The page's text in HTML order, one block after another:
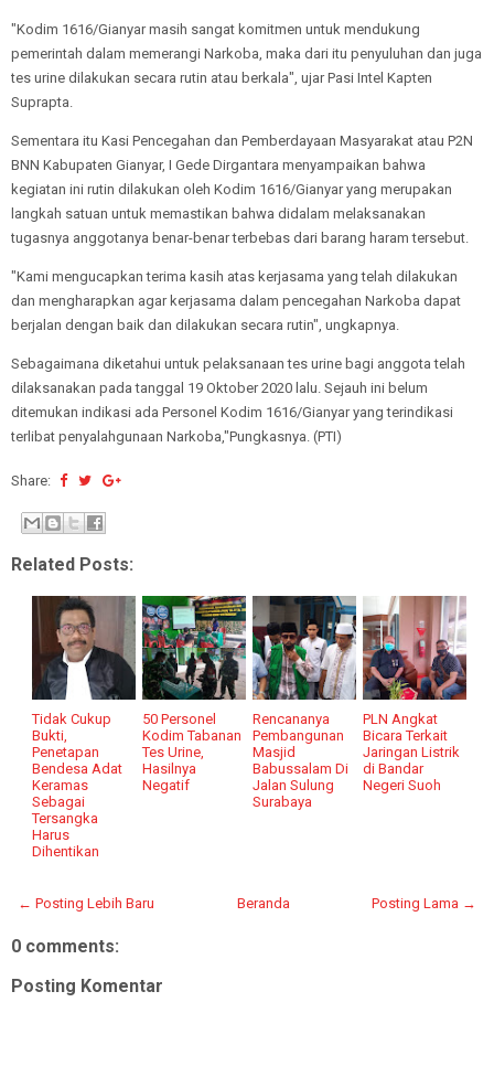
"Kodim 1616/Gianyar masih sangat komitmen untuk mendukung
pemerintah dalam memerangi Narkoba, maka dari itu penyuluhan dan juga
tes urine dilakukan secara rutin atau berkala", ujar Pasi Intel Kapten
Suprapta.
Sementara itu Kasi Pencegahan dan Pemberdayaan Masyarakat atau P2N
BNN Kabupaten Gianyar, I Gede Dirgantara menyampaikan bahwa
kegiatan ini rutin dilakukan oleh Kodim 1616/Gianyar yang merupakan
langkah satuan untuk memastikan bahwa didalam melaksanakan
tugasnya anggotanya benar-benar terbebas dari barang haram tersebut.
"Kami mengucapkan terima kasih atas kerjasama yang telah dilakukan
dan mengharapkan agar kerjasama dalam pencegahan Narkoba dapat
berjalan dengan baik dan dilakukan secara rutin", ungkapnya.
Sebagaimana diketahui untuk pelaksanaan tes urine bagi anggota telah
dilaksanakan pada tanggal 19 Oktober 2020 lalu. Sejauh ini belum
ditemukan indikasi ada Personel Kodim 1616/Gianyar yang terindikasi
terlibat penyalahgunaan Narkoba,"Pungkasnya. (PTI)
Share:
Related Posts:
Tidak Cukup
Bukti,
Penetapan
Bendesa Adat
Keramas
Sebagai
Tersangka
Harus
Dihentikan
50 Personel
Kodim Tabanan
Tes Urine,
Hasilnya
Negatif
Rencananya
Pembangunan
Masjid
Babussalam Di
Jalan Sulung
Surabaya
PLN Angkat
Bicara Terkait
Jaringan Listrik
di Bandar
Negeri Suoh
← Posting Lebih Baru Posting Lama →
Beranda
0 comments:
Posting Komentar